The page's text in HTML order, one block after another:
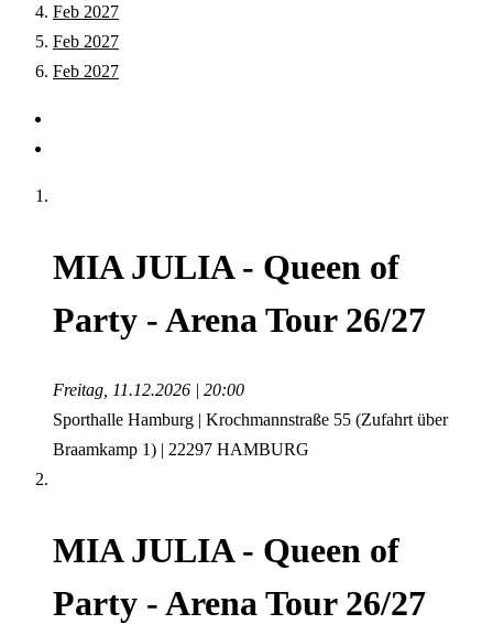
Feb 2027
Feb 2027
Feb 2027
MIA JULIA - Queen of
Party - Arena Tour 26/27
Freitag, 11.12.2026 | 20:00
Sporthalle Hamburg | Krochmannstraße 55 (Zufahrt über
Braamkamp 1) | 22297 HAMBURG
MIA JULIA - Queen of
Party - Arena Tour 26/27